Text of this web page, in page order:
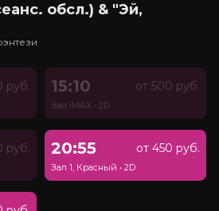
обсл.) & "Эй,
руб. 15:10 от 500 руб.
Зал IMAX • 2D
руб. 20:55 от 450 руб.
Зал 1, Красный • 2D